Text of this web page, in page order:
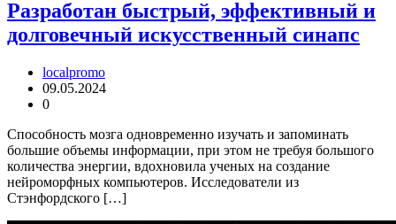
Разработан быстрый, эффективный и
долговечный искусственный синапс
localpromo
09.05.2024
0
Способность мозга одновременно изучать и запоминать
большие объемы информации, при этом не требуя большого
количества энергии, вдохновила ученых на создание
нейроморфных компьютеров. Исследователи из
Стэнфордского […]